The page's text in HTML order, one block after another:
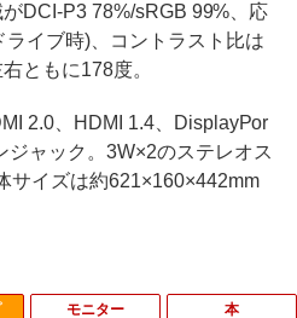
DCI-P3 78%/sRGB 99%、応
イブ時)、コントラスト比は
ともに178度。
2.0、HDMI 1.4、DisplayPor
ジャック。3W×2のステレオス
サイズは約621×160×442mm
モニター 本